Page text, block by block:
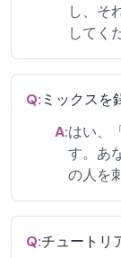
し、そ
してく
Q: ミックスを
A:はい、
す。あ
の人を
Q:チュートリ